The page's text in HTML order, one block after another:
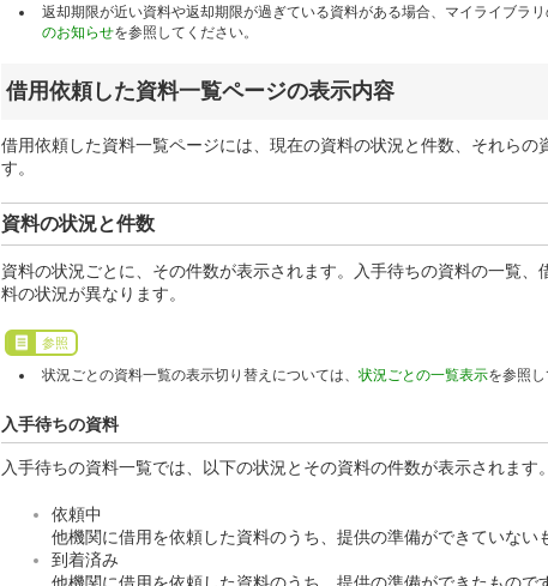
返却期限が近い資料や返却期限が過ぎている資料がある場合、マイライブラ
のお知らせを参照してください。
借用依頼した資料一覧ページの表示内容
借用依頼した資料一覧ページには、現在の資料の状況と件数、それら
す。
資料の状況と件数
資料の状況ごとに、その件数が表示されます。入手待ちの資料の一覧
料の状況が異なります。
参照
状況ごとの資料一覧の表示切り替えについては、状況ごとの一覧表示を参照
入手待ちの資料
入手待ちの資料一覧では、以下の状況とその資料の件数が表示されます
依頼中
他機関に借用を依頼した資料のうち、提供の準備ができていない
到着済み
他機関に借用を依頼した資料のうち、提供の準備ができたもので